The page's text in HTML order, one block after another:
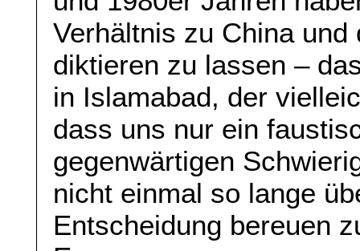
Verhältnis zu China
diktieren zu lassen –
in Islamabad, der
dass uns nur ein
gegenwärtigen
nicht einmal so lange
Entscheidung bereuen